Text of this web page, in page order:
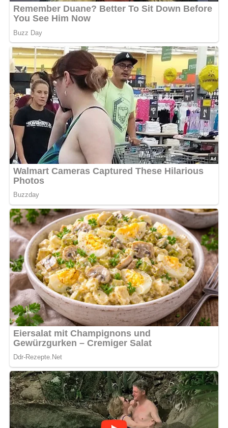
Für den Teig
1 Tüte tiefgefrorener Blätterteig (300 g)
100 g grober Zucker
Für die Füllung
500 g süße Sahne
1 Eßlöffel Feiner Zucker
1 Tüte Vanillinzucker
Zubereitung der Schuhsohlen
Den Blätterteig auftauen lassen.
Aus den Platten jeweils zwei runde Plätzchen von 8
Zentimeter Durchmesser ausstechen.
Den Zucker auf die Arbeitsfläche streuen und die
Plätzchen unter Wenden zu länglichen Schuhsohlen
von etwa 23 Zentimeter Länge ausrollen.
Die Schuhsohlen im Abstand von 6 Zentimetern auf ein
mit kaltem Wasser abgespültes Backblech legen und
im vorgeheizten Backofen auf der mittleren Schiene bei
200 Grad (Umluft 180 Grad, Gas Stufe 3 bis 4) in 10
Minuten goldgelb backen.
Das Gebäck herausnehmen und auf einem
Kuchengitter abkühlen lassen.
Für die Füllung die Sahne mit dem Zucker und dem
Vanillinzucker steif schlagen und in einen Spritzbeutel
mit Zackentülle geben.
Jeweils etwas Sahne auf die Hälfte der Schuhsohlen
spritzen, die übrigen Schuhsohlen darauf setzen und
das Gebäck sofort servieren.
Nach: Der Küchenkalender für Berlin und Brandenburg